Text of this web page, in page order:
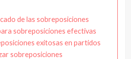
de las sobreposiciones
sobreposiciones efectivas
exitosas en partidos
sobreposiciones